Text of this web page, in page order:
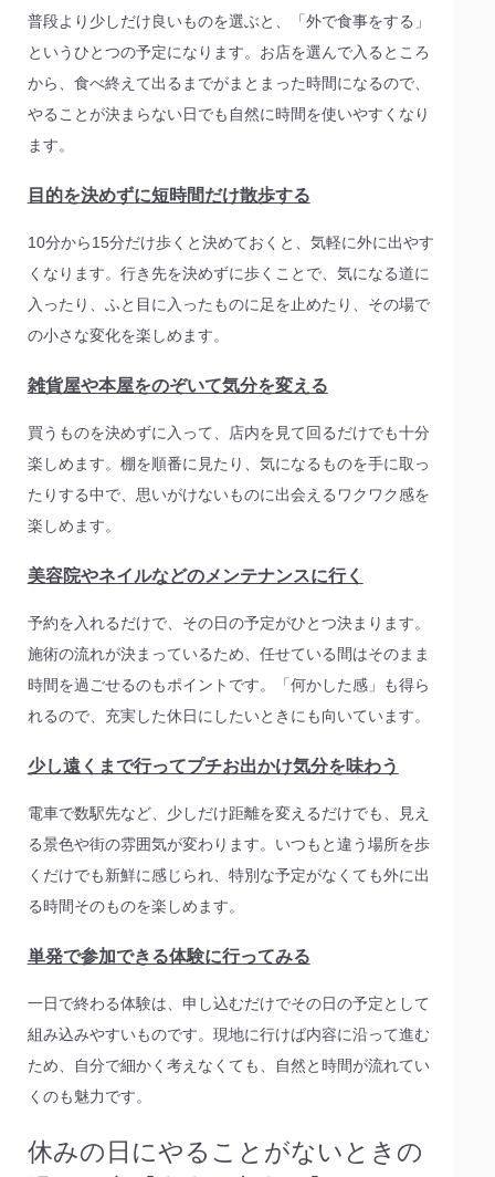
普段より少しだけ良いものを選ぶと、「外で食事をする」
というひとつの予定になります。お店を選んで入るところ
から、食べ終えて出るまでがまとまった時間になるので、
やることが決まらない日でも自然に時間を使いやすくなり
ます。
目的を決めずに短時間だけ散歩する
10分から15分だけ歩くと決めておくと、気軽に外に出やす
くなります。行き先を決めずに歩くことで、気になる道に
入ったり、ふと目に入ったものに足を止めたり、その場で
の小さな変化を楽しめます。
雑貨屋や本屋をのぞいて気分を変える
買うものを決めずに入って、店内を見て回るだけでも十分
楽しめます。棚を順番に見たり、気になるものを手に取っ
たりする中で、思いがけないものに出会えるワクワク感を
楽しめます。
美容院やネイルなどのメンテナンスに行く
予約を入れるだけで、その日の予定がひとつ決まります。
施術の流れが決まっているため、任せている間はそのまま
時間を過ごせるのもポイントです。「何かした感」も得ら
れるので、充実した休日にしたいときにも向いています。
少し遠くまで行ってプチお出かけ気分を味わう
電車で数駅先など、少しだけ距離を変えるだけでも、見え
る景色や街の雰囲気が変わります。いつもと違う場所を歩
くだけでも新鮮に感じられ、特別な予定がなくても外に出
る時間そのものを楽しめます。
単発で参加できる体験に行ってみる
一日で終わる体験は、申し込むだけでその日の予定として
組み込みやすいものです。現地に行けば内容に沿って進む
ため、自分で細かく考えなくても、自然と時間が流れてい
くのも魅力です。
休みの日にやることがないときの